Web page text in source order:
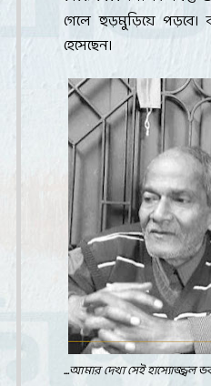
গেলে হুড়মুড়িয়ে পড়বে।
হেসেছেন।
...আমার দেখা সেই হাস্যোজ্জ্বল